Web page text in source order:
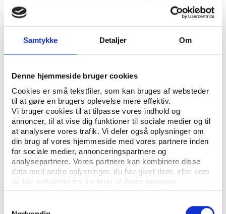
Samtykke Detaljer Om
Denne hjemmeside bruger cookies
Cookies er små tekstfiler, som kan bruges af websteder
til at gøre en brugers oplevelse mere effektiv.
Vi bruger cookies til at tilpasse vores indhold og
annoncer, til at vise dig funktioner til sociale medier og til
at analysere vores trafik. Vi deler også oplysninger om
din brug af vores hjemmeside med vores partnere inden
for sociale medier, annonceringspartnere og
analysepartnere. Vores partnere kan kombinere disse
data med andre oplysninger, du har givet dem, eller som
de har indsamlet fra din brug af deres tjenester.
Vifo ARTIKEL 31.01.2020
Bevægelseshold i aftenskolerne boomer trods
stor konkurrence